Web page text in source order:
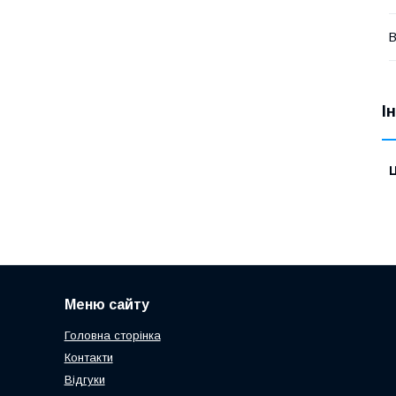
Меню сайту
Головна сторінка
Контакти
Відгуки